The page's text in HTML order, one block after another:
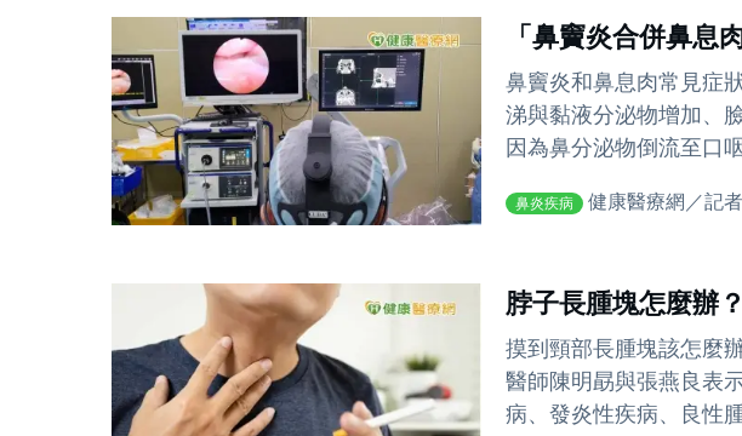
「鼻竇炎合併鼻息
鼻竇炎和鼻息肉常見症
涕與黏液分泌物增加、
因為鼻分泌物倒流至口
鼻炎疾病 健康醫療網／記
脖子長腫塊怎麼辦
摸到頸部長腫塊該怎麼
醫師陳明勗與張燕良表
病、發炎性疾病、良性